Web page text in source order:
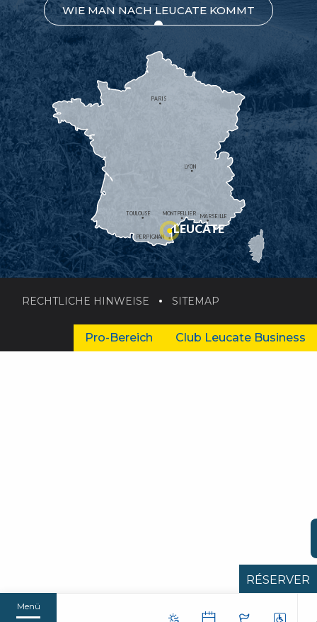
Menü
WIE MAN NACH LEUCATE KOMMT
MONTPELLIER
PERPIGNAN
MARSEILLE
TOULOUSE
LYON
PARIS
LEUCATE
RECHTLICHE HINWEISE SITEMAP
Pro-Bereich Club Leucate Business
RÉSERVER